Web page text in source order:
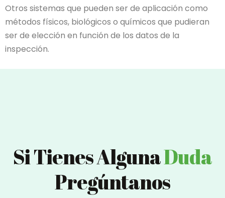
Otros sistemas que pueden ser de aplicación como
métodos físicos, biológicos o químicos que pudieran
ser de elección en función de los datos de la
inspección.
Si Tienes AlgunaDuda
Pregúntanos